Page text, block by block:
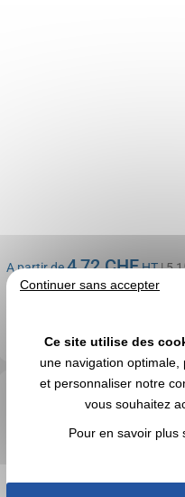
A partir de4,72 CHFHT|
Marquage non compris
DEVIS EXPRESS
Réf. 00013V0100893
Planche à découper
Continuer sans accepter
Ce site utilise des
une navigation optimale,
et personnaliser notre
vous souhaitez
Pour en savoir plus